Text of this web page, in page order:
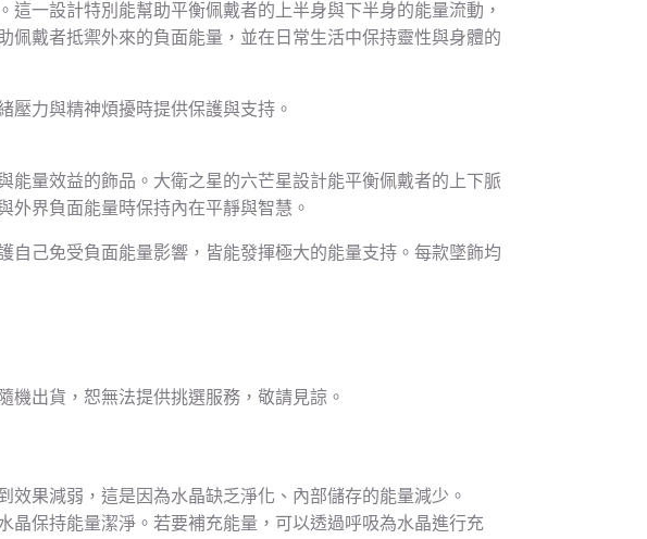
一設計特別能幫助平衡佩戴者的上半身與下半身的能量流動，
戴者抵禦外來的負面能量，並在日常生活中保持靈性與身體的
壓力與精神煩擾時提供保護與支持。
能量效益的飾品。大衛之星的六芒星設計能平衡佩戴者的上下脈
外界負面能量時保持內在平靜與智慧。
己免受負面能量影響，皆能發揮極大的能量支持。每款墜飾均
出貨，恕無法提供挑選服務，敬請見諒。
果減弱，這是因為水晶缺乏淨化、內部儲存的能量減少。
晶保持能量潔淨。若要補充能量，可以透過呼吸為水晶進行充